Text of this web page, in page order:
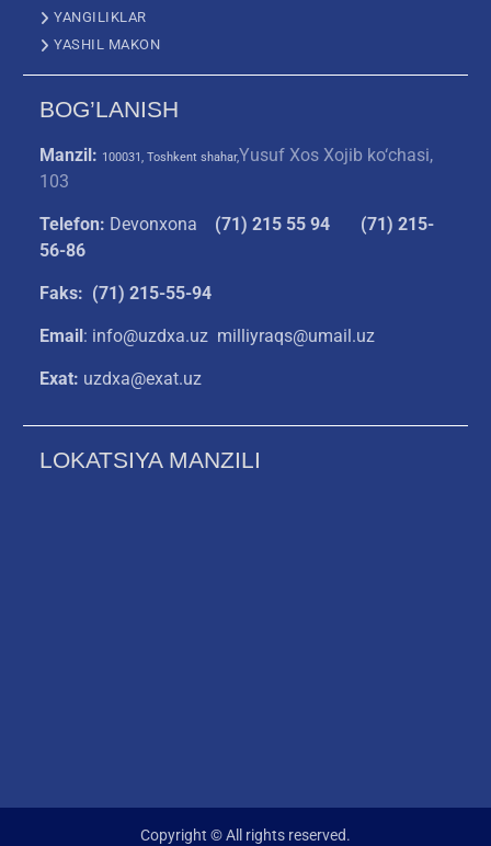
YANGILIKLAR
YASHIL MAKON
BOG’LANISH
Manzil: 100031, Toshkent shahar,Yusuf Xos Xojib ko‘chasi,
103
Telefon: Devonxona (71) 215 55 94
(71) 215-
56-86
Faks: (71) 215-55-94
Email : info@uzdxa.uz milliyraqs@umail.uz
Exat: uzdxa@exat.uz
LOKATSIYA MANZILI
Copyright © All rights reserved.